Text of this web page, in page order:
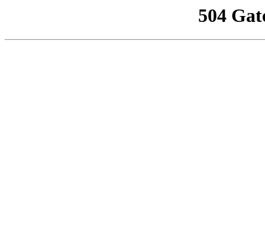
504